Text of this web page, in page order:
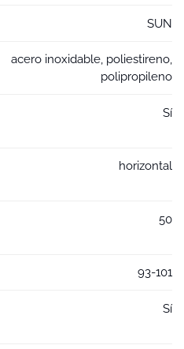
SUN
acero inoxidable, poliestireno,
polipropileno
Sí
horizontal
50
93-101
Sí